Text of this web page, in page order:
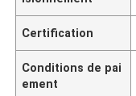
Certification
Conditions de pai
ement